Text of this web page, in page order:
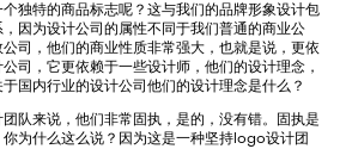
独特的商品标志呢？这与我们的品牌形象设计包
因为设计公司的属性不同于我们普通的商业公
司，他们的商业性质非常强大，也就是说，更依
司，它更依赖于一些设计师，他们的设计理念，
国内行业的设计公司他们的设计理念是什么？
来说，他们非常固执，是的，没有错。固执是
为什么这么说？因为这是一种坚持logo设计团